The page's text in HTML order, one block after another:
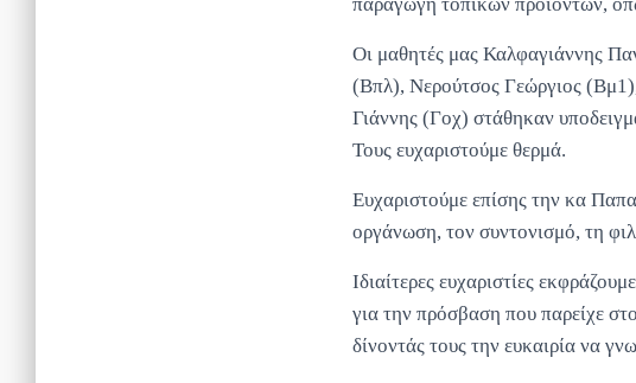
Οι μαθητές μας Καλφαγιάννης
(Βπλ), Νερούτσος Γεώργιος
Γιάννης (Γοχ) στάθηκαν
Τους ευχαριστούμε θερμά.
Ευχαριστούμε επίσης την κα
οργάνωση, τον συντονισμό, τη
Ιδιαίτερες ευχαριστίες
για την πρόσβαση που παρείχε
δίνοντάς τους την ευκαιρία να